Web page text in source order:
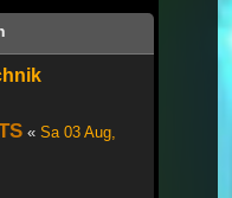
« Sa 03 Aug,